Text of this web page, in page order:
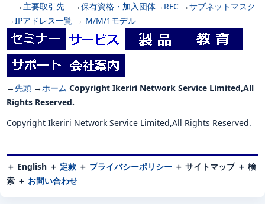
→ 主要取引先 →保有資格・加入団体→ RFC →サブネットマスク
→IPアドレス一覧 → M/M/1モデル
→先頭 →ホーム Copyright Ikeriri Network Service Limited,All
Rights Reserved.
Copyright Ikeriri Network Service Limited,All Rights Reserved.
＋ English ＋ 定款 ＋ プライバシーポリシー ＋ サイトマップ ＋ 検
索 ＋ お問い合わせ